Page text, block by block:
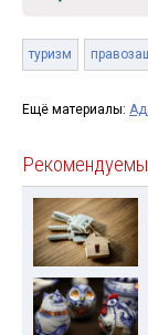
туризм
Ещё материалы: